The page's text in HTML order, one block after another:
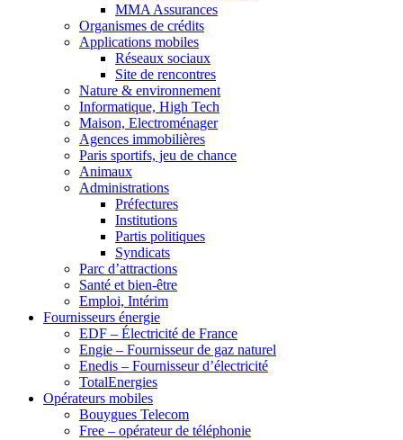
MMA Assurances
Organismes de crédits
Applications mobiles
Réseaux sociaux
Site de rencontres
Nature & environnement
Informatique, High Tech
Maison, Electroménager
Agences immobilières
Paris sportifs, jeu de chance
Animaux
Administrations
Préfectures
Institutions
Partis politiques
Syndicats
Parc d’attractions
Santé et bien-être
Emploi, Intérim
Fournisseurs énergie
EDF – Électricité de France
Engie – Fournisseur de gaz naturel
Enedis – Fournisseur d’électricité
TotalEnergies
Opérateurs mobiles
Bouygues Telecom
Free – opérateur de téléphonie